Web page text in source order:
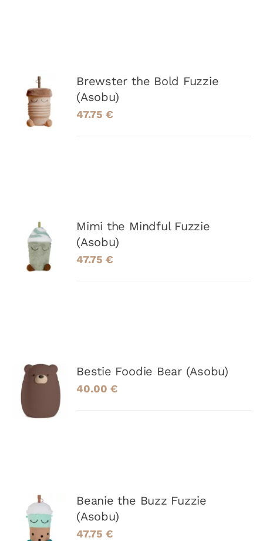
AJOUTER
AU
PANIER
/
DÉTAILS
Brewster the Bold Fuzzie
(Asobu)
47.75€
AJOUTER
AU
PANIER
DÉTAILS
Mimi the Mindful Fuzzie
(Asobu)
47.75€
AJOUTER
AU
DÉTAILS
Bestie Foodie Bear (Asobu)
40.00€
AJOUTER
PANIER
/
Beanie the Buzz Fuzzie
(Asobu)
47.75€